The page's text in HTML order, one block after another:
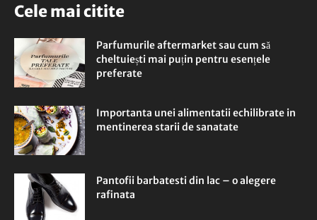
Cele mai citite
Parfumurile aftermarket sau cum să
cheltuiești mai puțin pentru esențele
preferate
Importanta unei alimentatii echilibrate in
mentinerea starii de sanatate
Pantofii barbatesti din lac – o alegere
rafinata